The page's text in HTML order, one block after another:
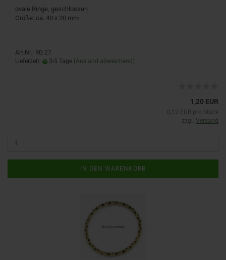
ovale Ringe, geschlossen
Größe: ca. 40 x 20 mm
Art.Nr.: RG 27
Lieferzeit:
3-5 Tage (Ausland abweichend)
1,20 EUR
0,12 EUR pro Stück
zzgl. Versand
IN DEN WARENKORB